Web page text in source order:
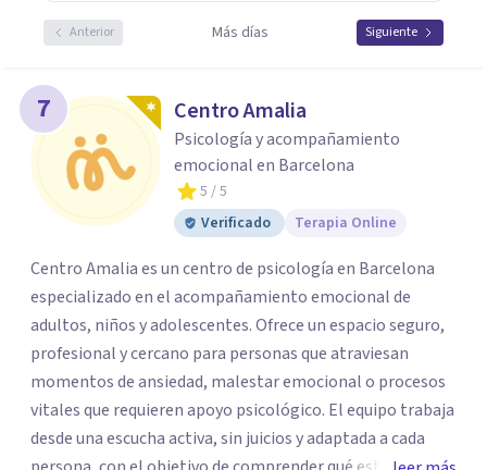
Anterior Más días Siguiente
7 Centro Amalia
Psicología y acompañamiento
emocional en Barcelona
5 / 5
Verificado
Terapia Online
Centro Amalia es un centro de psicología en Barcelona
especializado en el acompañamiento emocional de
adultos, niños y adolescentes. Ofrece un espacio seguro,
profesional y cercano para personas que atraviesan
momentos de ansiedad, malestar emocional o procesos
vitales que requieren apoyo psicológico. El equipo trabaja
desde una escucha activa, sin juicios y adaptada a cada